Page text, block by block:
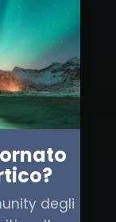
degli